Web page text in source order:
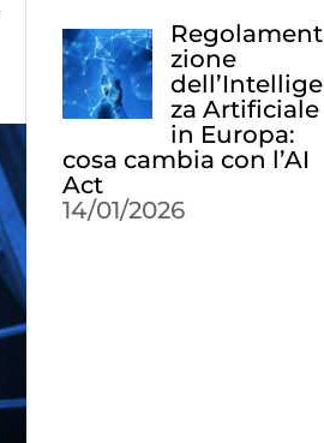
zione
za Artificiale
in Europa:
cosa cambia con l’AI
Act
14/01/2026